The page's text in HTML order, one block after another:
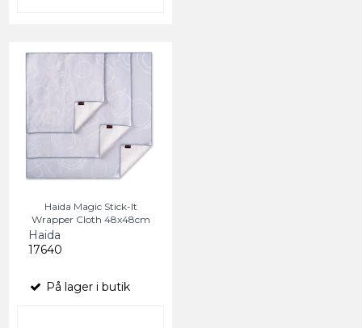
Haida Magic Stick-It
Wrapper Cloth 48x48cm
Haida
17640
På lager i butik